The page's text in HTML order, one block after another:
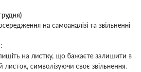
на самоаналізі та звільненні
на листку, що бажаєте залишити в
листок, символізуючи своє звільнення.